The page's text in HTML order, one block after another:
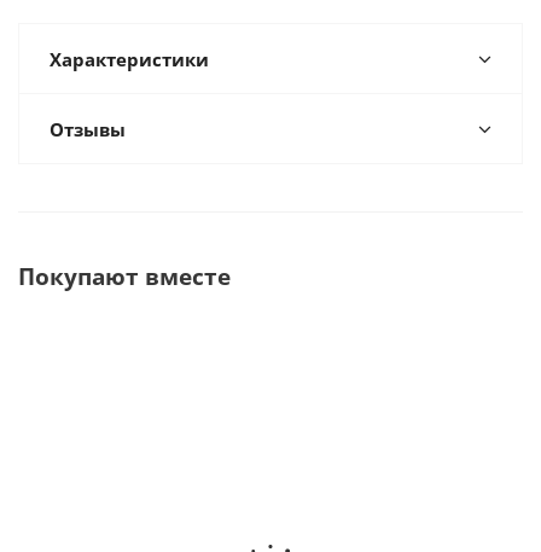
Характеристики
Отзывы
Покупают вместе